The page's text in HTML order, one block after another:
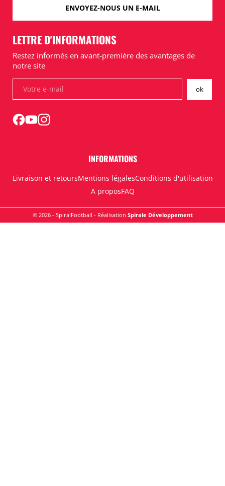
ENVOYEZ-NOUS UN E-MAIL
INFORMATIONS
Livraison et retoursMentions légalesConditions d'utilisation
A proposFAQ
LETTRE D'INFORMATIONS
Restez informés en avant-première des avantages de
notre site
© 2026 - SpiralFootball - Réalisation Spirale Développement